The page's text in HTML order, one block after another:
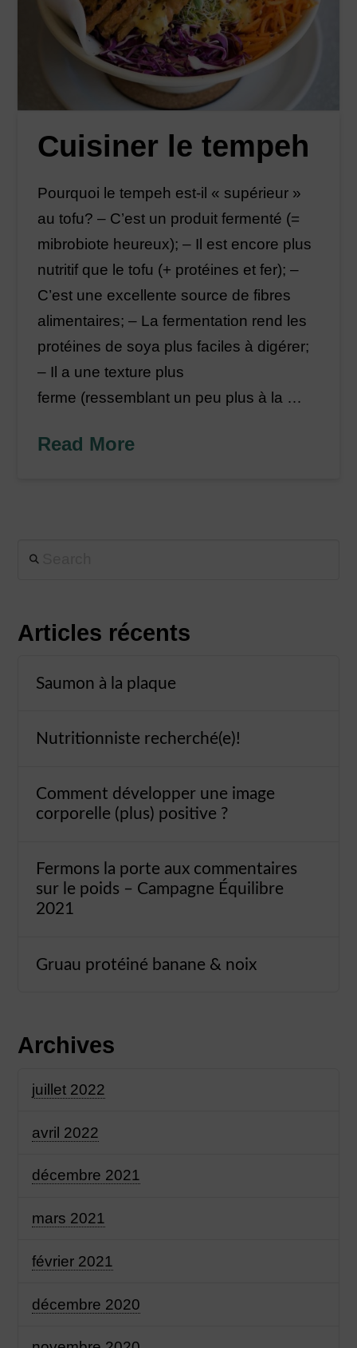
Cuisiner le tempeh
Pourquoi le tempeh est-il « supérieur »
au tofu? – C’est un produit fermenté (=
mibrobiote heureux); – Il est encore plus
nutritif que le tofu (+ protéines et fer); –
C’est une excellente source de fibres
alimentaires; – La fermentation rend les
protéines de soya plus faciles à digérer;
– Il a une texture plus
ferme (ressemblant un peu plus à la …
Read More
Search
Articles récents
Saumon à la plaque
Nutritionniste recherché(e)!
Comment développer une image
corporelle (plus) positive ?
Fermons la porte aux commentaires
sur le poids – Campagne Équilibre
2021
Gruau protéiné banane & noix
Archives
juillet 2022
avril 2022
décembre 2021
mars 2021
février 2021
décembre 2020